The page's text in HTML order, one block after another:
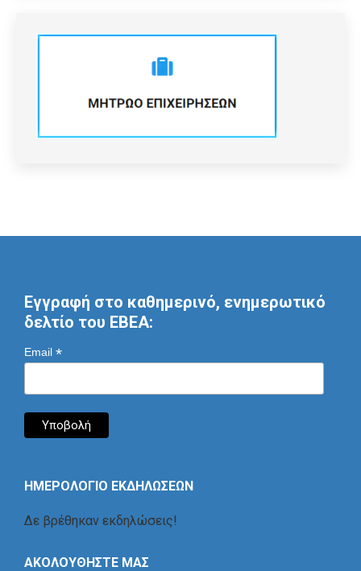
Εγγραφή στο καθημερινό, ενημερωτικό
δελτίο του ΕΒΕΑ:
Email *
ΗΜΕΡΟΛΟΓΙΟ ΕΚΔΗΛΩΣΕΩΝ
Δε βρέθηκαν εκδηλώσεις!
ΑΚΟΛΟΥΘΗΣΤΕ ΜΑΣ